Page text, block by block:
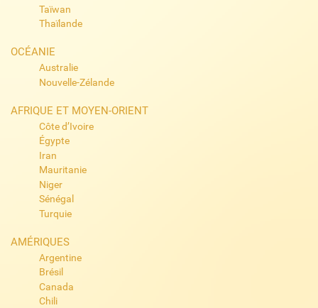
Taïwan
Thaïlande
OCÉANIE
Australie
Nouvelle-Zélande
AFRIQUE ET MOYEN-ORIENT
Côte d’Ivoire
Égypte
Iran
Mauritanie
Niger
Sénégal
Turquie
AMÉRIQUES
Argentine
Brésil
Canada
Chili